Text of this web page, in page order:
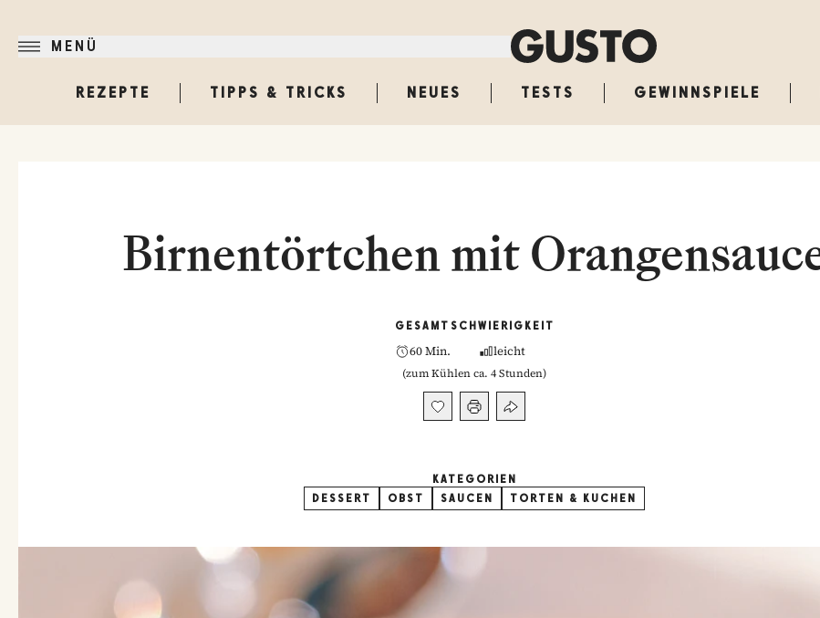
MENÜ
REZEPTE TIPPS & TRICKS NEUES TESTS GEWINNSPIELE
Birnentörtchen mit
GESAMT
60 Min.
SCHWIERIGKEIT
leicht
(zum Kühlen ca. 4 Stunden)
KATEGORIEN
DESSERT
OBST SAUCEN TORTEN & KUCHEN